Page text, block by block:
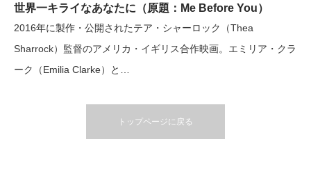
世界一キライなあなたに（原題：Me Before You）
2016年に製作・公開されたテア・シャーロック（Thea
Sharrock）監督のアメリカ・イギリス合作映画。エミリア・クラ
ーク（Emilia Clarke）と…
トップページに戻る